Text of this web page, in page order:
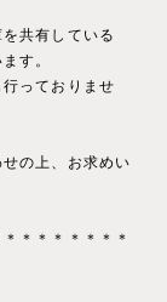
共有している
す。
っておりませ
の上、お求めい
＊＊＊＊＊＊＊